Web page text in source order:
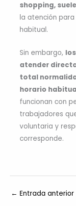
shopping,
la atención
habitual.
Sin embargo,
atender
total
horario
funcionan con
trabajadores
voluntaria y
corresponde.
← Entrada anterior